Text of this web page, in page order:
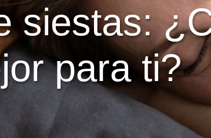
siestas:
para ti?